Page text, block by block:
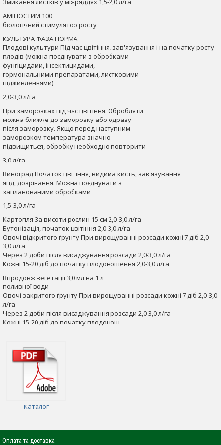
АМІНОСТИМ 100
біологічний стимулятор росту
КУЛЬТУРА ФАЗА НОРМА
Плодові культури Під час цвітіння, зав'язування і на початку росту
плодів (можна поєднувати з обробками
фунгіцидами, інсектицидами,
гормональними препаратами, листковими
підживленнями)
2,0-3,0 л/га
При заморозках під час цвітіння. Обробляти
можна ближче до заморозку або одразу
після заморозку. Якщо перед наступним
заморозком температура значно
підвищиться, обробку необходно повторити
3,0 л/га
Виноград Початок цвітіння, видима кисть, зав'язування
ягід, дозрівання. Можна поєднувати з
запланованими обробками
1,5-3,0 л/га
Картопля За висоти рослин 15 см 2,0-3,0 л/га
Бутонізація, початок цвітіння 2,0-3,0 л/га
Овочі відкритого ґрунту При вирощуванні розсади кожні 7 діб 2,0-
3,0 л/га
Через 2 доби після висаджування розсади 2,0-3,0 л/га
Кожні 15-20 діб до початку плодоношення 2,0-3,0 л/га
Впродовж вегетації 3,0 мл на 1 л
поливної води
Овочі закритого ґрунту При вирощуванні розсади кожні 7 діб 2,0-3,0
л/га
Через 2 доби після висаджування розсади 2,0-3,0 л/га
Кожні 15-20 діб до початку плодонош
Каталог
Оплата та доставка